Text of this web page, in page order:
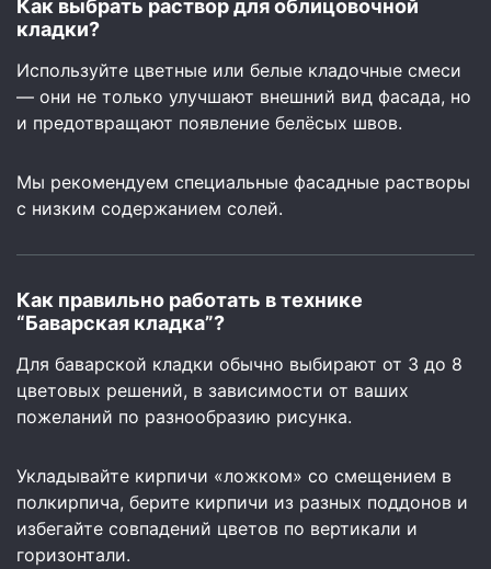
Как выбрать раствор для облицовочной
кладки?
Используйте цветные или белые кладочные смеси
— они не только улучшают внешний вид фасада, но
и предотвращают появление белёсых швов.
Мы рекомендуем специальные фасадные растворы
с низким содержанием солей.
Как правильно работать в технике
“Баварская кладка”?
Для баварской кладки обычно выбирают от 3 до 8
цветовых решений, в зависимости от ваших
пожеланий по разнообразию рисунка.
Укладывайте кирпичи «ложком» со смещением в
полкирпича, берите кирпичи из разных поддонов и
избегайте совпадений цветов по вертикали и
горизонтали.